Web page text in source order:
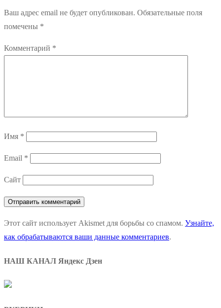
Ваш адрес email не будет опубликован. Обязательные поля
помечены *
Комментарий *
Имя *
Email *
Сайт
Этот сайт использует Akismet для борьбы со спамом. Узнайте,
как обрабатываются ваши данные комментариев.
НАШ КАНАЛ Яндекс Дзен